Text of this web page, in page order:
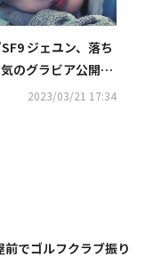
ジェユン、落ち
のグラビア公開
の愛には偽りがな
2023/03/21 17:34
前でゴルフクラブ振り